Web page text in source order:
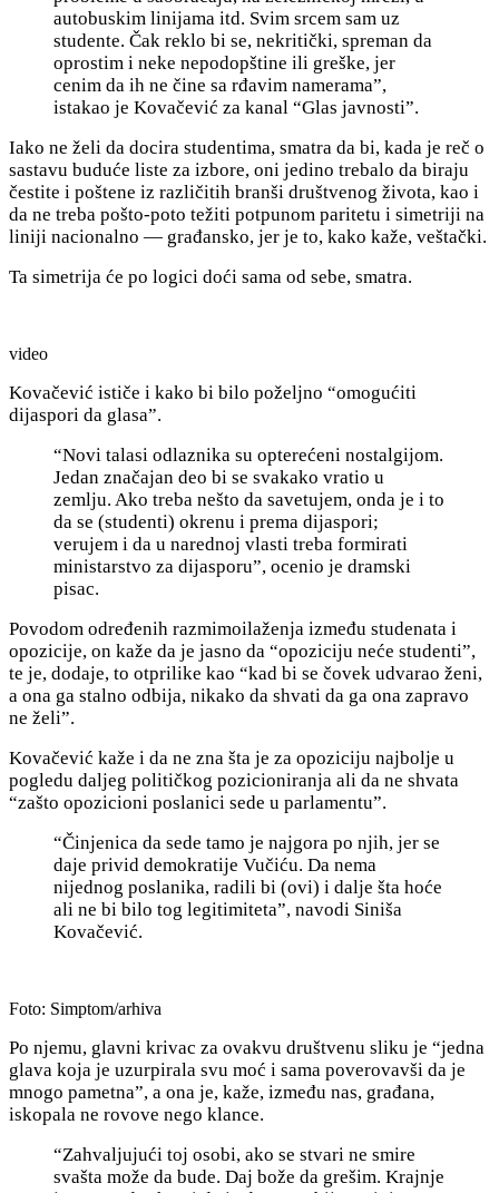
autobuskim linijama itd. Svim srcem sam uz
studente. Čak reklo bi se, nekritički, spreman da
oprostim i neke nepodopštine ili greške, jer
cenim da ih ne čine sa rđavim namerama”,
istakao je Kovačević za kanal “Glas javnosti”.
Iako ne želi da docira studentima, smatra da bi, kada je reč o
sastavu buduće liste za izbore, oni jedino trebalo da biraju
čestite i poštene iz različitih branši društvenog života, kao i
da ne treba pošto-poto težiti potpunom paritetu i simetriji na
liniji nacionalno — građansko, jer je to, kako kaže, veštački.
Ta simetrija će po logici doći sama od sebe, smatra.
video
Kovačević ističe i kako bi bilo poželjno “omogućiti
dijaspori da glasa”.
“Novi talasi odlaznika su opterećeni nostalgijom.
Jedan značajan deo bi se svakako vratio u
zemlju. Ako treba nešto da savetujem, onda je i to
da se (studenti) okrenu i prema dijaspori;
verujem i da u narednoj vlasti treba formirati
ministarstvo za dijasporu”, ocenio je dramski
pisac.
Povodom određenih razmimoilaženja između studenata i
opozicije, on kaže da je jasno da “opoziciju neće studenti”,
te je, dodaje, to otprilike kao “kad bi se čovek udvarao ženi,
a ona ga stalno odbija, nikako da shvati da ga ona zapravo
ne želi”.
Kovačević kaže i da ne zna šta je za opoziciju najbolje u
pogledu daljeg političkog pozicioniranja ali da ne shvata
“zašto opozicioni poslanici sede u parlamentu”.
“Činjenica da sede tamo je najgora po njih, jer se
daje privid demokratije Vučiću. Da nema
nijednog poslanika, radili bi (ovi) i dalje šta hoće
ali ne bi bilo tog legitimiteta”, navodi Siniša
Kovačević.
Foto: Simptom/arhiva
Po njemu, glavni krivac za ovakvu društvenu sliku je “jedna
glava koja je uzurpirala svu moć i sama poverovavši da je
mnogo pametna”, a ona je, kaže, između nas, građana,
iskopala ne rovove nego klance.
“Zahvaljujući toj osobi, ako se stvari ne smire
svašta može da bude. Daj bože da grešim. Krajnje